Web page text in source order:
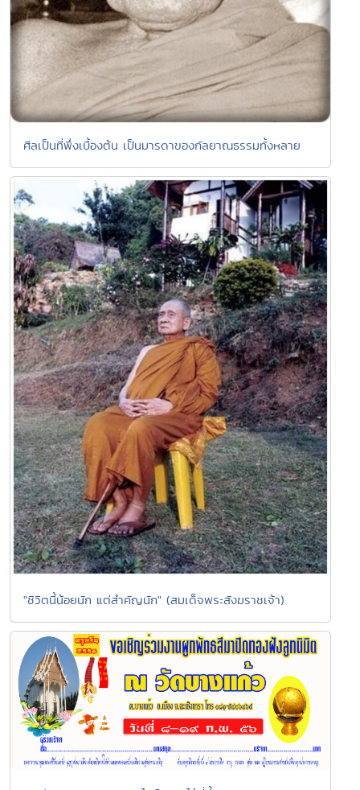
ศีลเป็นที่พึ่งเบื้องต้น เป็นมารดาของกัลยาณธรรมทั้งหลาย
"ชิวิตนี้น้อยนัก แต่สำคัญนัก" (สมเด็จพระสังฆราชเจ้า)